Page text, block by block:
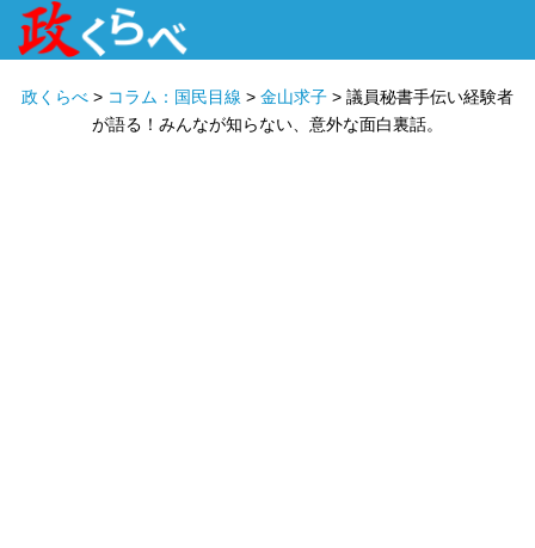
政くらべ > コラム：国民目線 > 金山求子 > 議員秘書手伝い経験者
が語る！みんなが知らない、意外な面白裏話。